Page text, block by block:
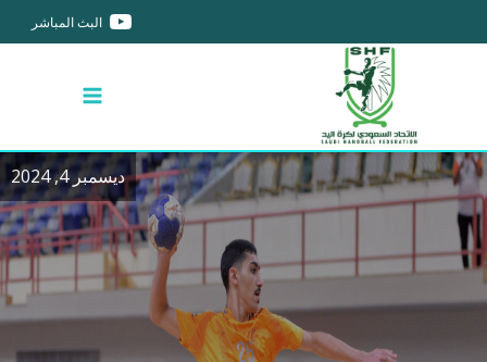
البث المباشر
ديسمبر 4, 2024